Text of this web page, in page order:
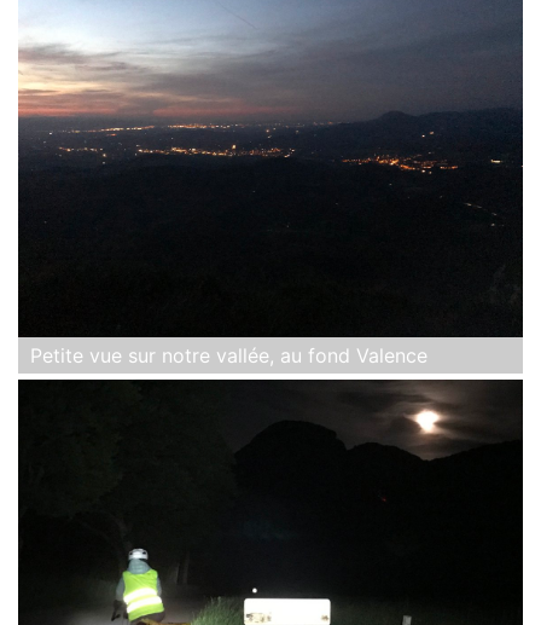
Petite vue sur notre vallée, au fond Valence